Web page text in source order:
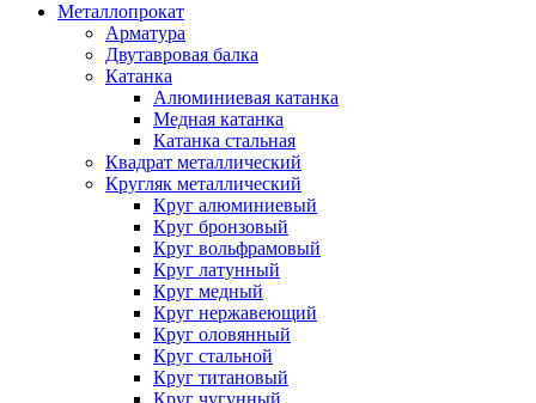
Металлопрокат
Арматура
Двутавровая балка
Катанка
Алюминиевая катанка
Медная катанка
Катанка стальная
Квадрат металлический
Кругляк металлический
Круг алюминиевый
Круг бронзовый
Круг вольфрамовый
Круг латунный
Круг медный
Круг нержавеющий
Круг оловянный
Круг стальной
Круг титановый
Круг чугунный